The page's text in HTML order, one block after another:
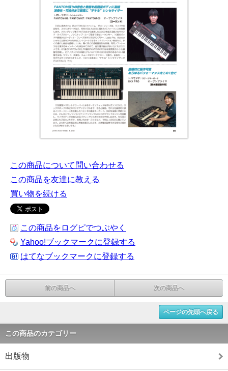
この商品について問い合わせる
この商品を友達に教える
買い物を続ける
この商品をログピでつぶやく
Yahoo!ブックマークに登録する
はてなブックマークに登録する
前の商品へ 次の商品へ
ページの先頭へ戻る
この商品のカテゴリー
出版物